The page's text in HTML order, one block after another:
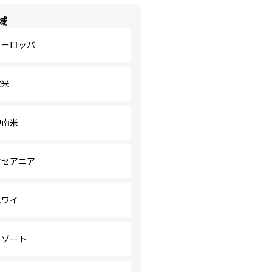
ロッパ
米
アニア
イ
ート